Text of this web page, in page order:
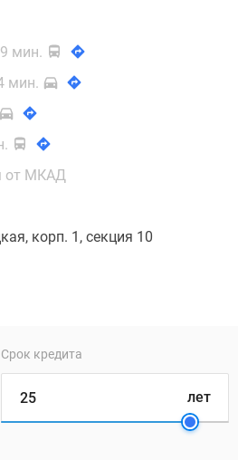
мин.
мин.
от МКАД
корп. 1, секция 10
Срок кредита
лет